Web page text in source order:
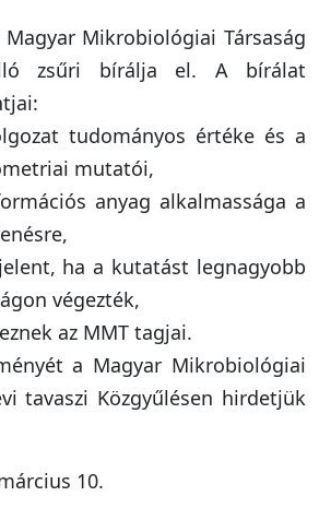
Mikrobiológiai Társaság
zsűri bírálja el. A bírálat
tudományos értéke és a
mutatói,
anyag alkalmassága a
ha a kutatást legnagyobb
végezték,
az MMT tagjai.
a Magyar Mikrobiológiai
tavaszi Közgyűlésen hirdetjük
10.